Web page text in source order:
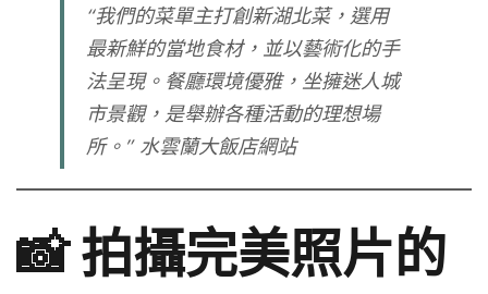
“我們的菜單主打創新湖北菜，選用
最新鮮的當地食材，並以藝術化的手
法呈現。餐廳環境優雅，坐擁迷人城
市景觀，是舉辦各種活動的理想場
所。”水雲蘭大飯店網站
📸 拍攝完美照片的